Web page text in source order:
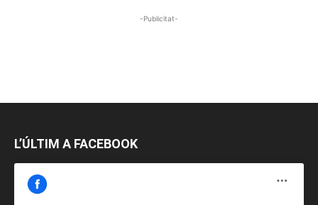
-Publicitat-
L’ÚLTIM A FACEBOOK